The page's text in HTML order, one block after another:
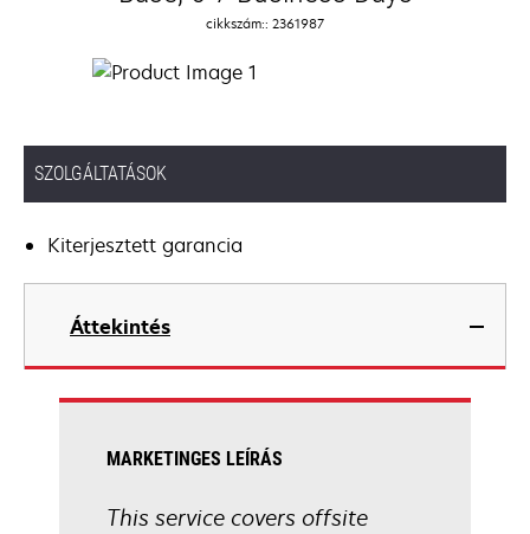
cikkszám:: 2361987
SZOLGÁLTATÁSOK
Kiterjesztett garancia
Áttekintés
MARKETINGES LEÍRÁS
This service covers offsite